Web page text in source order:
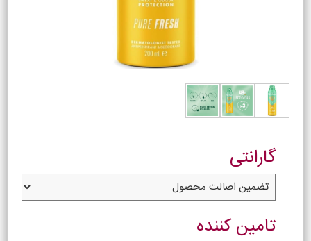
گارانتی
تامین کننده